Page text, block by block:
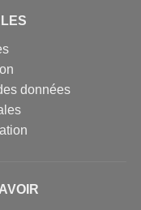
données